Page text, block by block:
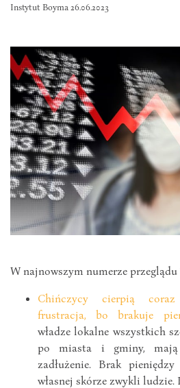
Instytut Boyma 26.06.2023
W najnowszym numerze
Chińczycy cierpią
frustracja, bo brakuje
władze lokalne wszystkich
po miasta i gminy, mają
zadłużenie. Brak
własnej skórze zwykli ludzie.